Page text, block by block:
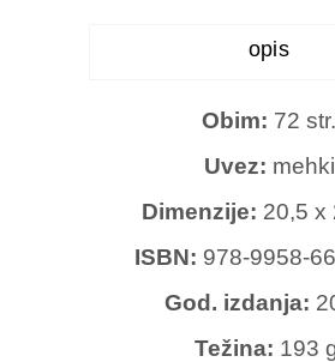
opis
Obim: 72 str.
Uvez: mehki
Dimenzije: 20,5 x
ISBN: 978-9958-
God. izdanja:
Težina: 193